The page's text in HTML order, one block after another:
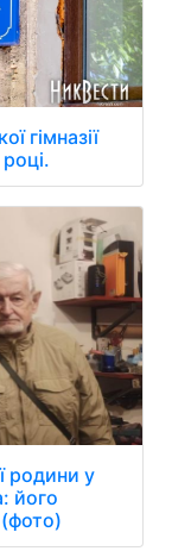
гімназії
родини у
його